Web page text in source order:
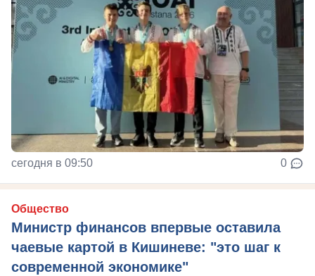
сегодня в 09:50 0
Общество
Министр финансов впервые оставила
чаевые картой в Кишиневе: "это шаг к
современной экономике"